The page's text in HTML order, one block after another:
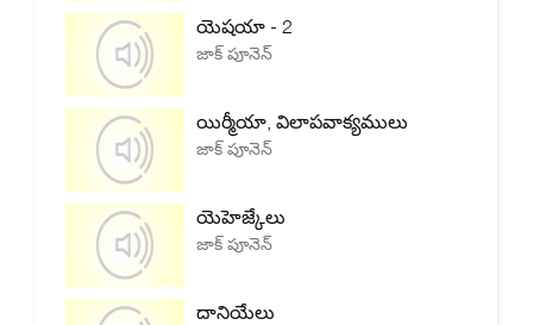
యెషయా - 2
జాక్ పూనెన్
యిర్మీయా, విలాపవాక్యములు
జాక్ పూనెన్
యెహెజ్కేలు
జాక్ పూనెన్
దానియేలు